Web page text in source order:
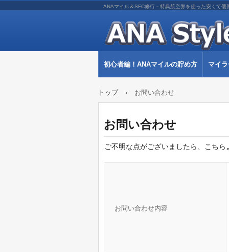
ANAマイル＆SFC修行－特典航空券を使った安くて優
初心者編！ANAマイルの貯め方 マイ
トップ › お問い合わせ
お問い合わせ
ご不明な点がございましたら、こち
お問い合わせ内容